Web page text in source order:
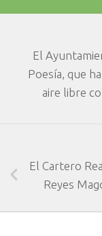
El
Poesía, que
aire libre
El Cartero
Reyes